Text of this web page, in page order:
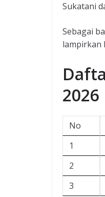
Sukatani
Sebagai
lampirkan
2026
No
1
2
3